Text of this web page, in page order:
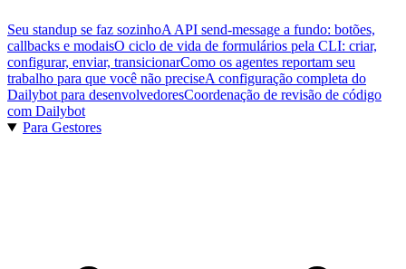
Seu standup se faz sozinhoA API send-message a fundo: botões,
callbacks e modaisO ciclo de vida de formulários pela CLI: criar,
configurar, enviar, transicionarComo os agentes reportam seu
trabalho para que você não preciseA configuração completa do
Dailybot para desenvolvedoresCoordenação de revisão de código
com Dailybot
Para Gestores